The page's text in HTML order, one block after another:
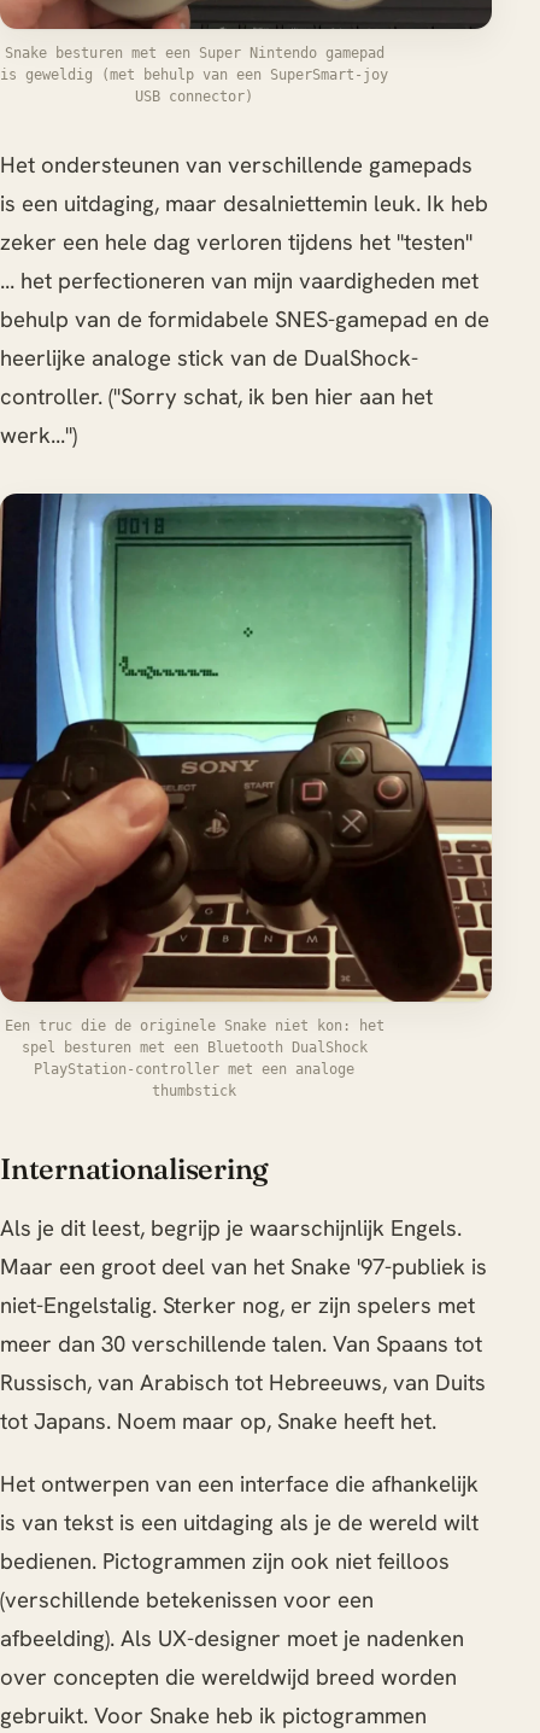
Snake besturen met een Super Nintendo gamepad
is geweldig (met behulp van een SuperSmart-joy
USB connector)
Het ondersteunen van verschillende gamepads
is een uitdaging, maar desalniettemin leuk. Ik heb
zeker een hele dag verloren tijdens het "testen"
... het perfectioneren van mijn vaardigheden met
behulp van de formidabele SNES-gamepad en de
heerlijke analoge stick van de DualShock-
controller. ("Sorry schat, ik ben hier aan het
werk...")
Een truc die de originele Snake niet kon: het
spel besturen met een Bluetooth DualShock
PlayStation-controller met een analoge
thumbstick
Internationalisering
Als je dit leest, begrijp je waarschijnlijk Engels.
Maar een groot deel van het Snake '97-publiek is
niet-Engelstalig. Sterker nog, er zijn spelers met
meer dan 30 verschillende talen. Van Spaans tot
Russisch, van Arabisch tot Hebreeuws, van Duits
tot Japans. Noem maar op, Snake heeft het.
Het ontwerpen van een interface die afhankelijk
is van tekst is een uitdaging als je de wereld wilt
bedienen. Pictogrammen zijn ook niet feilloos
(verschillende betekenissen voor een
afbeelding). Als UX-designer moet je nadenken
over concepten die wereldwijd breed worden
gebruikt. Voor Snake heb ik pictogrammen